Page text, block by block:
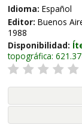
Idioma: Español
Editor: Buenos
1988
Disponibilidad:
topográfica: